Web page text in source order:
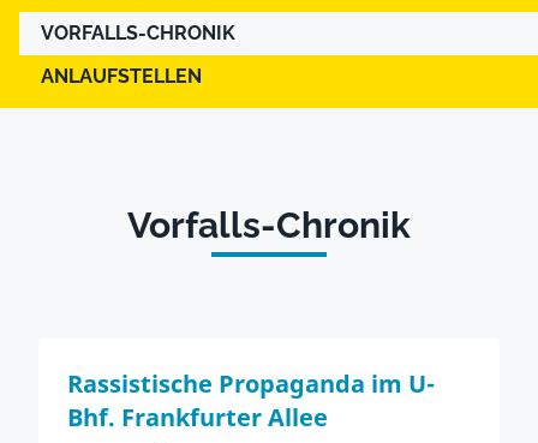
VORFALLS-CHRONIK
ANLAUFSTELLEN
Vorfalls-Chronik
Rassistische Propaganda im U-
Bhf. Frankfurter Allee